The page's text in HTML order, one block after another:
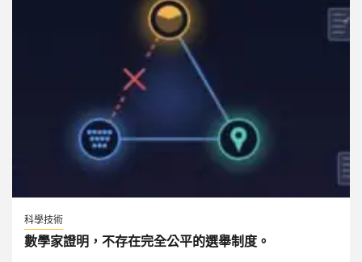
科學技術
數學家證明，不存在完全公平的選舉制度。